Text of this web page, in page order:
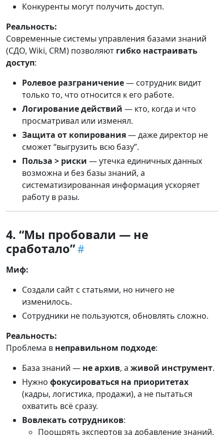
Конкуренты могут получить доступ.
Реальность:
Современные системы управления базами знаний
(СДО, Wiki, CRM) позволяют гибко настраивать
доступ:
Ролевое разграничение— сотрудник видит
только то, что относится к его работе.
Логирование действий — кто, когда и что
просматривал или изменял.
Защита от копирования— даже директор не
сможет “выгрузить всю базу”.
Польза > риски — утечка единичных данных
возможна и без базы знаний, а
систематизированная информация ускоряет
работу в разы.
4. “Мы пробовали — не
сработало”
Миф:
Создали сайт с статьями, но ничего не
изменилось.
Сотрудники не пользуются, обновлять сложно.
Реальность:
Проблема в неправильном подходе:
База знаний — не архив, а живой инструмент.
Нужно фокусироваться на приоритетах
(кадры, логистика, продажи), а не пытаться
охватить всё сразу.
Вовлекать сотрудников:
Поощрять экспертов за добавление знаний.